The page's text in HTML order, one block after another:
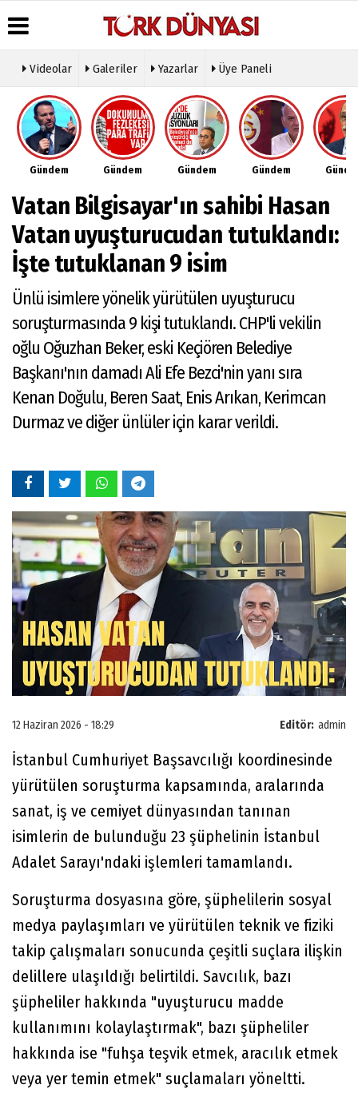
Üye Paneli
Haber
Arşivi
Gazete
Arşivi
Haberleri
Hava
Durumu
Gazete
Manşetleri
Anketler
Biyografiler
Köşe
Yazarları
Video
Galeri
Foto
Etkinlikler
Künye
İletişim
Çerez
Politikası
İlkeleri
Videolar Galeriler Yazarlar Üye Paneli
Gündem Gündem Gündem Gündem
Vatan Bilgisayar'ın sahibi Hasan
Vatan uyuşturucudan tutuklandı:
İşte tutuklanan 9 isim
Ünlü isimlere yönelik yürütülen uyuşturucu
soruşturmasında 9 kişi tutuklandı. CHP'li vekilin
oğlu Oğuzhan Beker, eski Keçiören Belediye
Başkanı'nın damadı Ali Efe Bezci'nin yanı sıra
Kenan Doğulu, Beren Saat, Enis Arıkan, Kerimcan
Durmaz ve diğer ünlüler için karar verildi.
Editör: admin
12 Haziran 2026 - 18:29
İstanbul Cumhuriyet Başsavcılığı koordinesinde
yürütülen soruşturma kapsamında, aralarında
sanat, iş ve cemiyet dünyasından tanınan
isimlerin de bulunduğu 23 şüphelinin İstanbul
Adalet Sarayı'ndaki işlemleri tamamlandı.
Soruşturma dosyasına göre, şüphelilerin sosyal
medya paylaşımları ve yürütülen teknik ve fiziki
takip çalışmaları sonucunda çeşitli suçlara ilişkin
delillere ulaşıldığı belirtildi. Savcılık, bazı
şüpheliler hakkında "uyuşturucu madde
kullanımını kolaylaştırmak", bazı şüpheliler
hakkında ise "fuhşa teşvik etmek, aracılık etmek
veya yer temin etmek" suçlamaları yöneltti.